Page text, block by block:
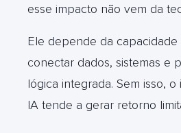
esse impacto não vem da
Ele depende da
conectar dados, sistemas e
lógica integrada. Sem isso,
IA tende a gerar retorno